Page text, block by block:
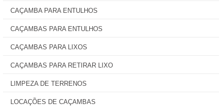
CAÇAMBA PARA ENTULHOS
CAÇAMBAS PARA ENTULHOS
CAÇAMBAS PARA LIXOS
CAÇAMBAS PARA RETIRAR LIXO
LIMPEZA DE TERRENOS
LOCAÇÕES DE CAÇAMBAS